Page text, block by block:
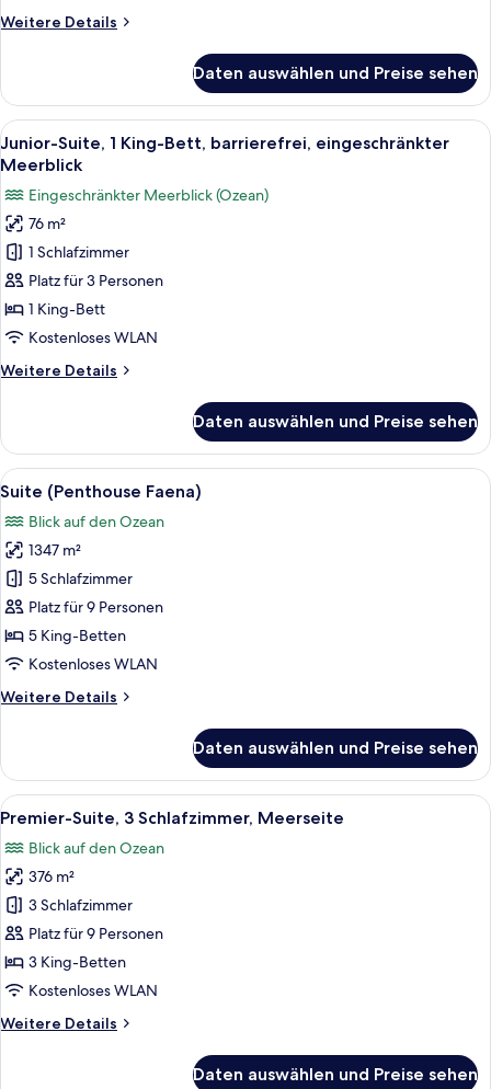
anzeigen
Weitere Details
Weitere
Suite,
2 Queen-
Betten,
eingeschränkter
Daten auswählen und Preise sehen
Alle
Fotos
Junior-
Suite,
1 King-
Bett,
barrierefrei,
eingeschränkter
anzeigen
Hochwertige Bettwaren, Minibar,
6
Junior-Suite, 1 King-Bett, barrierefrei, eingeschränkter
Meerblick
Eingeschränkter Meerblick (Ozean)
76 m²
1 Schlafzimmer
Platz für 3 Personen
1 King-Bett
Kostenloses WLAN
Weitere Details
Weitere
Suite,
1 King-
Bett,
barrierefrei,
eingeschränkter
Meerblick
Daten auswählen und Preise sehen
Alle
Fotos
für
Suite
(Penthouse
Faena)
anzeigen
Suite (Penthouse Faena) |
7
Suite (Penthouse Faena)
Blick auf den Ozean
1347 m²
5 Schlafzimmer
Platz für 9 Personen
5 King-Betten
Kostenloses WLAN
Weitere Details
Weitere
(Penthouse
Faena)
Daten auswählen und Preise sehen
Alle
Fotos
für
Premier-
Suite,
3 Schlafzimmer,
Meerseite
anzeigen
Ein geräumiges Wohnzimmer mit
4
Premier-Suite, 3 Schlafzimmer, Meerseite
Blick auf den Ozean
376 m²
3 Schlafzimmer
Platz für 9 Personen
3 King-Betten
Kostenloses WLAN
Weitere Details
Weitere
Daten auswählen und Preise sehen